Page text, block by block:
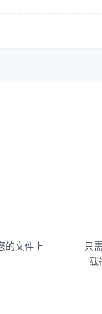
的文件上
只
载